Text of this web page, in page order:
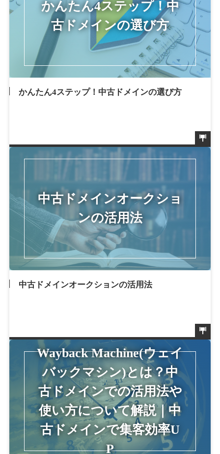
かんたん4ステップ！中古ドメインの選び方
中古ドメインオークションの活用法